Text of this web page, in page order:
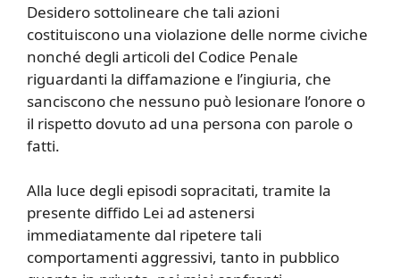
Desidero sottolineare che tali azioni
costituiscono una violazione delle norme civiche
nonché degli articoli del Codice Penale
riguardanti la diffamazione e l’ingiuria, che
sanciscono che nessuno può lesionare l’onore o
il rispetto dovuto ad una persona con parole o
fatti.
Alla luce degli episodi sopracitati, tramite la
presente diffido Lei ad astenersi
immediatamente dal ripetere tali
comportamenti aggressivi, tanto in pubblico